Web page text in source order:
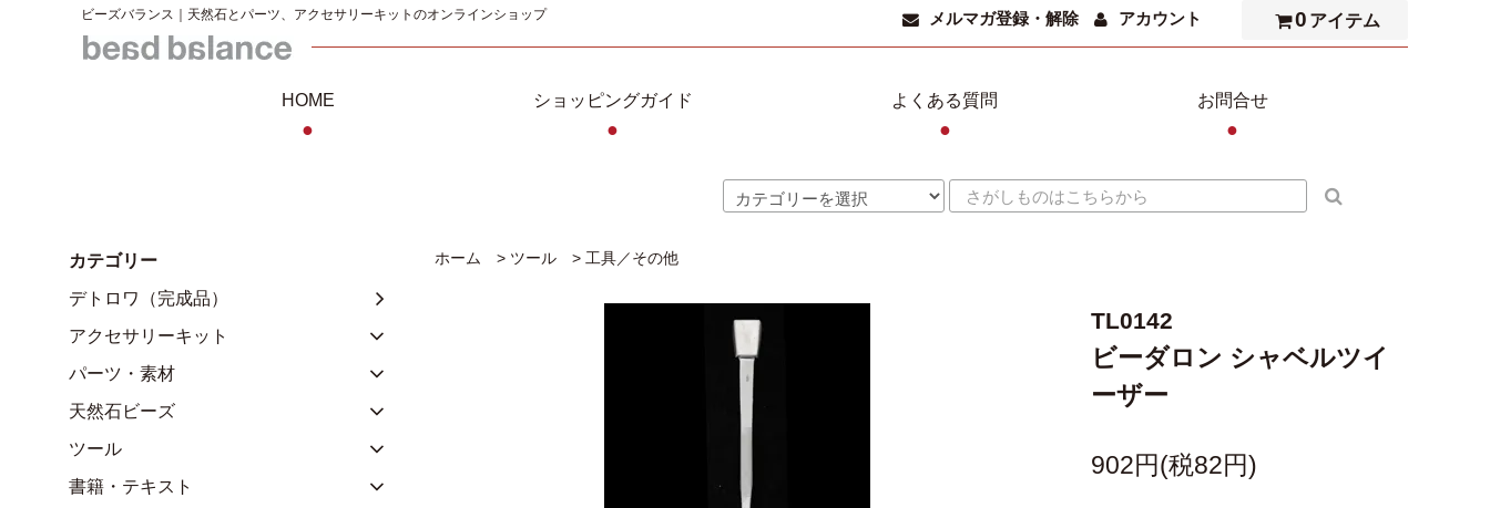
ビーズバランス｜天然石とパーツ、アクセサリーキットのオンラインショップ メルマガ登録・解除 アカウント 0 アイテム
HOME
●
ショッピングガイド
●
よくある質問
●
お問合せ
●
ホーム > ツール > 工具／その他
TL0142
ビーダロン シャベルツイ
ーザー
902円(税82円)
カテゴリー
デトロワ（完成品）
アクセサリーキット
パーツ・素材
天然石ビーズ
ツール
書籍・テキスト